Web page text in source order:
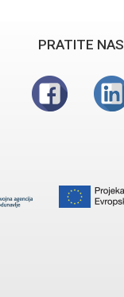
PRATITE NAS